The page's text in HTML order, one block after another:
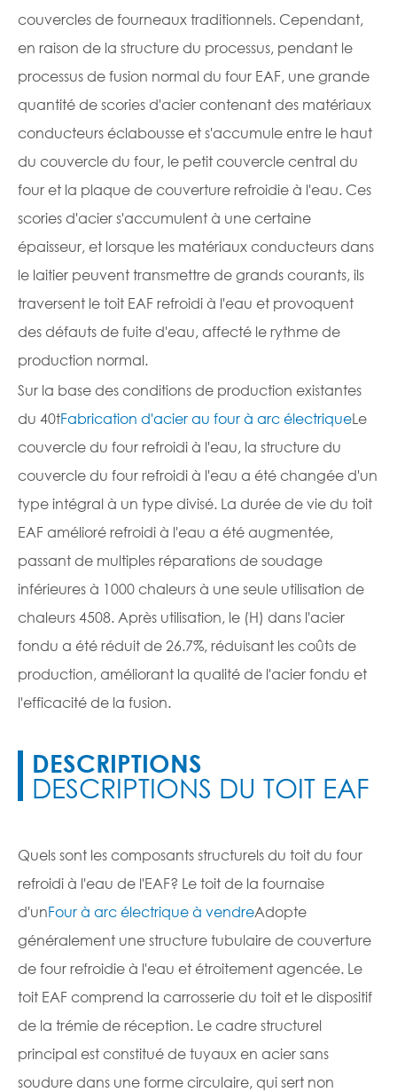
couvercles de fourneaux traditionnels. Cependant,
en raison de la structure du processus, pendant le
processus de fusion normal du four EAF, une grande
quantité de scories d'acier contenant des matériaux
conducteurs éclabousse et s'accumule entre le haut
du couvercle du four, le petit couvercle central du
four et la plaque de couverture refroidie à l'eau. Ces
scories d'acier s'accumulent à une certaine
épaisseur, et lorsque les matériaux conducteurs dans
le laitier peuvent transmettre de grands courants, ils
traversent le toit EAF refroidi à l'eau et provoquent
des défauts de fuite d'eau, affecté le rythme de
production normal.
Sur la base des conditions de production existantes
du 40tFabrication d'acier au four à arc électriqueLe
couvercle du four refroidi à l'eau, la structure du
couvercle du four refroidi à l'eau a été changée d'un
type intégral à un type divisé. La durée de vie du toit
EAF amélioré refroidi à l'eau a été augmentée,
passant de multiples réparations de soudage
inférieures à 1000 chaleurs à une seule utilisation de
chaleurs 4508. Après utilisation, le (H) dans l'acier
fondu a été réduit de 26.7%, réduisant les coûts de
production, améliorant la qualité de l'acier fondu et
l'efficacité de la fusion.
DESCRIPTIONS
DESCRIPTIONS DU TOIT EAF
Quels sont les composants structurels du toit du four
refroidi à l'eau de l'EAF? Le toit de la fournaise
d'unFour à arc électrique à vendreAdopte
généralement une structure tubulaire de couverture
de four refroidie à l'eau et étroitement agencée. Le
toit EAF comprend la carrosserie du toit et le dispositif
de la trémie de réception. Le cadre structurel
principal est constitué de tuyaux en acier sans
soudure dans une forme circulaire, qui sert non